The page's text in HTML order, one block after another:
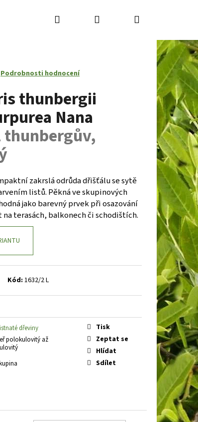
Kontakty Jak nakupovat
Hledat PřihlášeníNákupní
košík
Podrobnosti hodnocení
thunbergii
Nana
zakrslá odrůda dřišťálu se sytě
listů. Pěkná ve skupinových
jako barevný prvek při osazování
na terasách, balkonech či schodištích.
Kód: 1632/2 L
dřeviny
polokulovitý až
Tisk
Zeptat se
Hlídat
Sdílet
Následující
DENIVKA